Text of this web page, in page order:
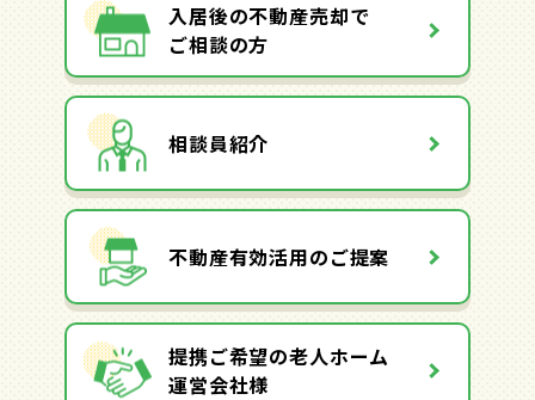
入居後の不動産売却で
ご相談の方
相談員紹介
不動産有効活用のご提案
提携ご希望の老人ホーム
運営会社様